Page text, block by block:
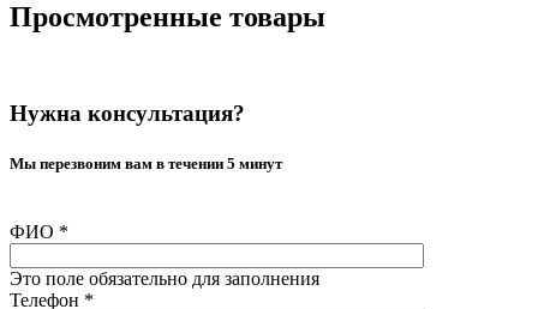
Просмотренные товары
Нужна консультация?
Мы перезвоним вам в течении 5 минут
ФИО *
Это поле обязательно для заполнения
Телефон *